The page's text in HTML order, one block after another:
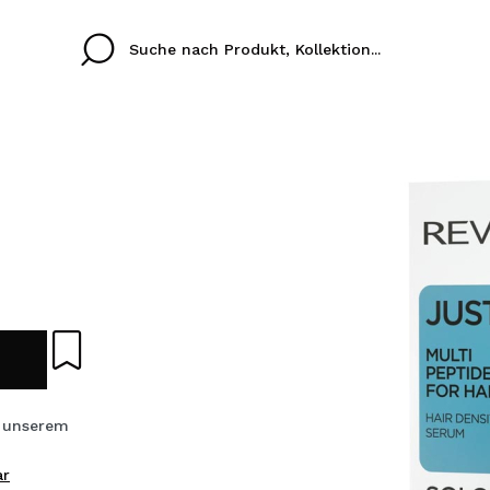
ICH
Durch die Erstellung
Einkäufe schnell
ESPAÑOL
Ines
colori